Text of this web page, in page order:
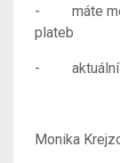
- máte
plateb
- aktuální
Monika